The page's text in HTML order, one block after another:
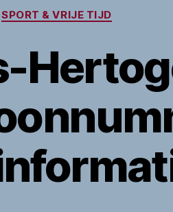
Categorieën
SPORT & VRIJE TIJD